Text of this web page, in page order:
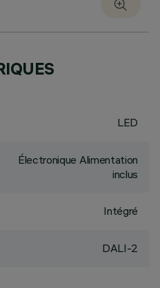
LED
Électronique Alimentation
inclus
Intégré
DALI-2